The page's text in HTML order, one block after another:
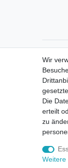
Wir
Die
erteilt
zu
Weitere